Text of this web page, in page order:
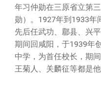
年习仲勋在三原省立第
勋）。1927年到1933年
先后任武功、郿县、兴
期间回咸阳，于1939年
中学，为首任校长，期
王菊人、关麟征等都是他